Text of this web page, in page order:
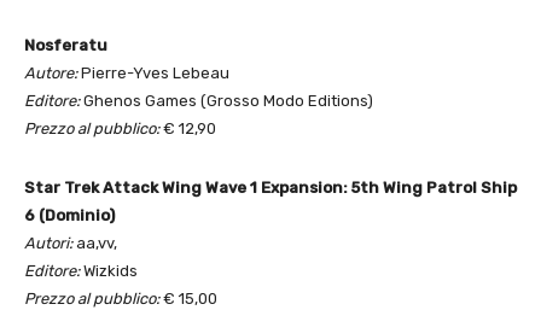
Nosferatu
Autore:Pierre-Yves Lebeau
Editore:Ghenos Games (Grosso Modo Editions)
Prezzo al pubblico:€ 12,90
Star Trek Attack Wing Wave 1 Expansion: 5th Wing Patrol Ship
6 (Dominio)
Autori:aa,vv,
Editore:Wizkids
Prezzo al pubblico:€ 15,00